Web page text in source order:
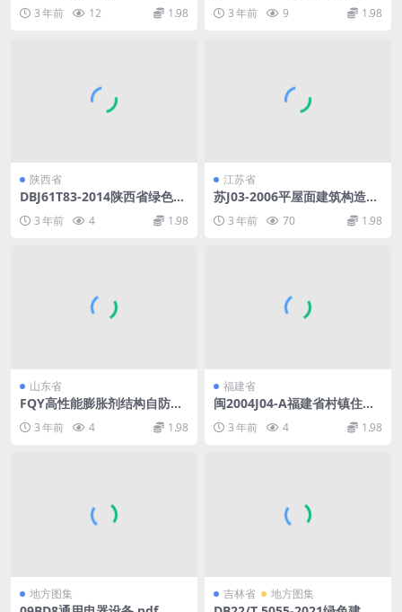
3 年前 12 1.98 3 年前 9 1.98
陕西省
DBJ61T83-2014陕西省绿色生
行）[附条文说明].pdf
3 年前 4 1.98
江苏省
苏J03-2006平屋面建筑构造
3 年前 70 1.98
山东省
FQY高性能膨胀剂结构自防水
3 年前 4 1.98
福建省
闽2004J04-A福建省村镇住宅
3 年前 4 1.98
地方图集 吉林省 地方图集